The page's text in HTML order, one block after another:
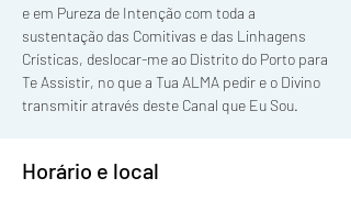
e em Pureza de Intenção com toda a
sustentação das Comitivas e das Linhagens
Crísticas, deslocar-me ao Distrito do Porto para
Te Assistir, no que a Tua ALMA pedir e o Divino
transmitir através deste Canal que Eu Sou.
Horário e local